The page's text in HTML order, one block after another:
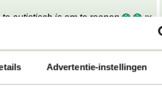
Advertentie-instellingen
autistisch is om te roepen
;x